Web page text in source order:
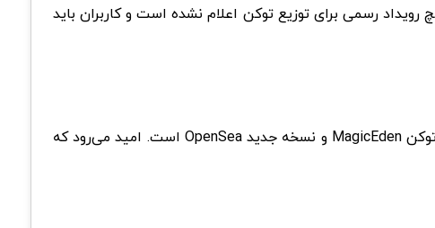
رویداد رسمی برای توزیع توکن اعلام نشده است و کاربران باید
اگرچه مجموعه‌های برتر هنوز ارزش خود را حفظ کرده‌اند، بازگشت هیجان گسترده به بازار نیازمند رخدادهایی مانند توزیع توکن MagicEden و نسخه جدید OpenSea است. امید می‌رود که